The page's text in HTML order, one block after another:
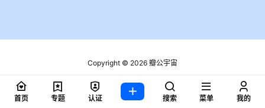
Copyright © 2026 瓣公宇宙
粤ICP备2021076721号
查询 2 次，耗时 0.1802 秒
首页 专题 认证 搜索 菜单 我的